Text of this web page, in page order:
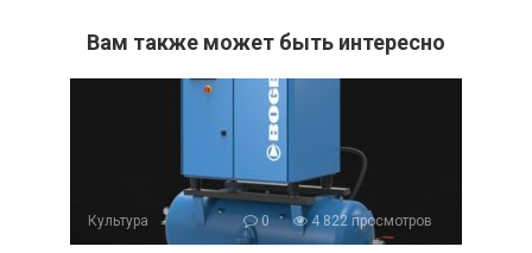
Вам также может быть интересно
Культура 0 4 822 просмотров